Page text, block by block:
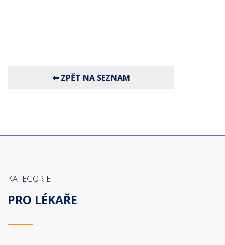
KATEGORIE
PRO LÉKAŘE